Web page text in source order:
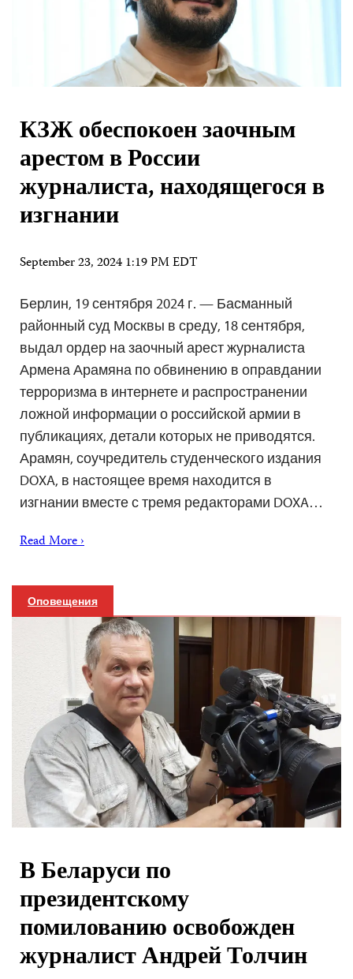
КЗЖ обеспокоен заочным
арестом в России
журналиста, находящегося в
изгнании
September 23, 2024 1:19 PM EDT
Берлин, 19 сентября 2024 г. — Басманный
районный суд Москвы в среду, 18 сентября,
выдал ордер на заочный арест журналиста
Армена Арамяна по обвинению в оправдании
терроризма в интернете и распространении
ложной информации о российской армии в
публикациях, детали которых не приводятся.
Арамян, соучредитель студенческого издания
DOXA, в настоящее время находится в
изгнании вместе с тремя редакторами DOXA…
Read More ›
Оповещения
В Беларуси по
президентскому
помилованию освобожден
журналист Андрей Толчин